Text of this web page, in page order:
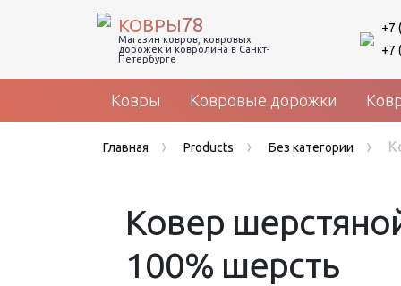
КОВРЫ78
Магазин ковров, ковровых
дорожек и ковролина в Санкт-
Петербурге
+7
+7
Ковры Ковровые дорожки
Главная › Products › Без категории ›
Ковер
100% шерсть